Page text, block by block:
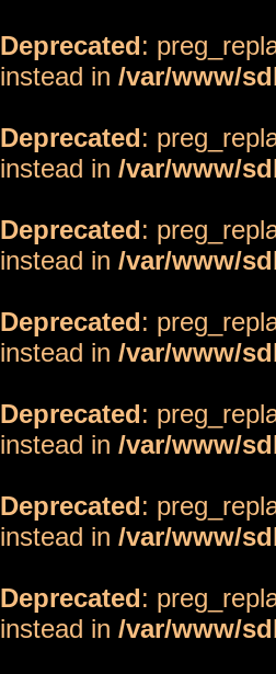
Deprecated:
instead in /var/www/
Deprecated:
instead in /var/www/
Deprecated:
instead in /var/www/
Deprecated:
instead in /var/www/
Deprecated:
instead in /var/www/
Deprecated:
instead in /var/www/
Deprecated:
instead in /var/www/